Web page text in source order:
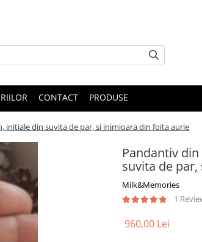
CONTACT PRODUSE
initiale din suvita de par, si inimioara din foita aurie
Pandantiv
suvita de
Milk&Memories
1
960,00 Lei